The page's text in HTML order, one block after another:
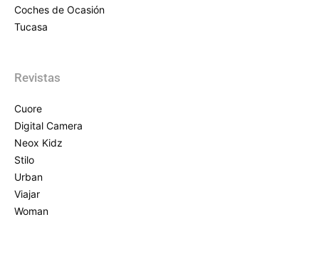
Coches de Ocasión
Tucasa
Revistas
Cuore
Digital Camera
Neox Kidz
Stilo
Urban
Viajar
Woman